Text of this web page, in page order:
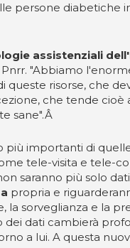
persone diabetiche
assistenziali
"Abbiamo
risorse, che
che tende cioè
sane".Â
più importanti di
tele-visita e tele-
saranno più solo
propria e
la sorveglianza e la
dei dati cambierà
a lui. A questa